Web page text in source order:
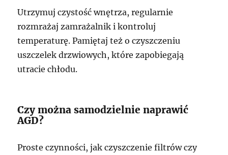
Utrzymuj czystość wnętrza, regularnie
rozmrażaj zamrażalnik i kontroluj
temperaturę. Pamiętaj też o czyszczeniu
uszczelek drzwiowych, które zapobiegają
utracie chłodu.
Czy można samodzielnie naprawić
AGD?
Proste czynności, jak czyszczenie filtrów czy